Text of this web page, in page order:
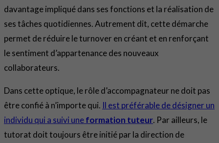
davantage impliqué dans ses fonctions et la réalisation de
ses tâches quotidiennes. Autrement dit, cette démarche
permet de réduire le turnover en créant et en renforçant
le sentiment d’appartenance des nouveaux
collaborateurs.
Dans cette optique, le rôle d’accompagnateur ne doit pas
être confié à n’importe qui. Il est préférable de désigner un
individu qui a suivi uneformation tuteur. Par ailleurs, le
tutorat doit toujours être initié par la direction de